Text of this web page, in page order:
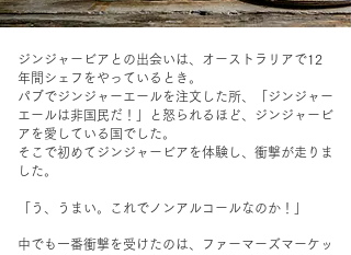
ジンジャービアとの出会いは、オーストラリアで12
年間シェフをやっているとき。
パブでジンジャーエールを注文した所、「ジンジャー
エールは非国民だ！」と怒られるほど、ジンジャービ
アを愛している国でした。
そこで初めてジンジャービアを体験し、衝撃が走りま
した。
「う、うまい。これでノンアルコールなのか！」
中でも一番衝撃を受けたのは、ファーマーズマーケッ